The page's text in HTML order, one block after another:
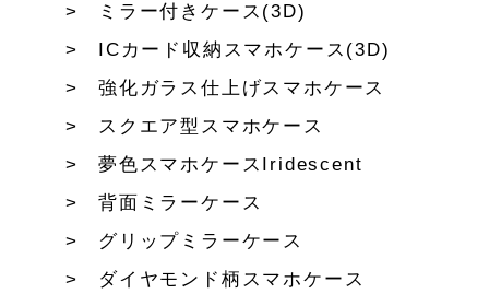
ミラー付きケース(3D)
ICカード収納スマホケース(3D)
強化ガラス仕上げスマホケース
スクエア型スマホケース
夢色スマホケースIridescent
背面ミラーケース
グリップミラーケース
ダイヤモンド柄スマホケース